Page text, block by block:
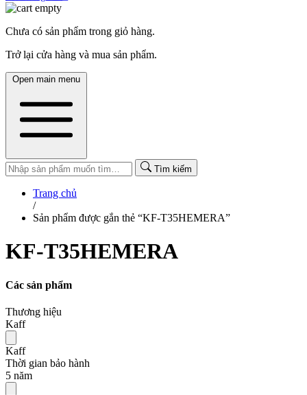
Chưa có sản phẩm trong giỏ hàng.
Trở lại cửa hàng và mua sản phẩm.
Open main menu
Tìm kiếm
Trang chủ
/
Sản phẩm được gắn thẻ “KF-T35HEMERA”
KF-T35HEMERA
Các sản phẩm
Thương hiệu
Kaff
Kaff
Thời gian bảo hành
5 năm